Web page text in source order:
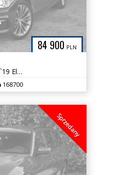
84 900 PLN
BMW 520D 190KM Sedan Alu `19 Elektryczny Hak Bezwypadkowa 168tys km
168700
Sprzedany